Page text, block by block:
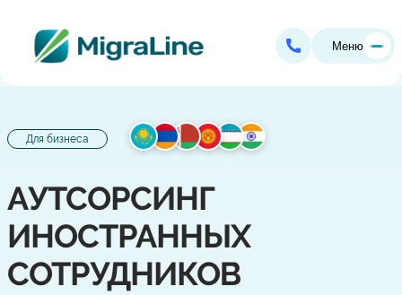
Меню
Для бизнеса
АУТСОРСИНГ
ИНОСТРАННЫХ
СОТРУДНИКОВ